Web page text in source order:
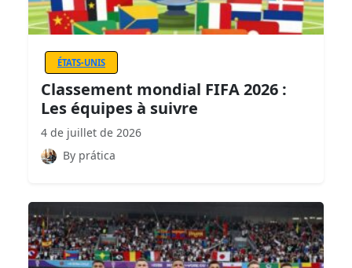
ÉTATS-UNIS
Classement mondial FIFA 2026 :
Les équipes à suivre
4 de juillet de 2026
By prática